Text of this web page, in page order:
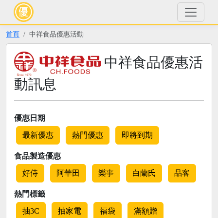
首頁 中祥食品優惠活動
中祥食品優惠活
動訊息
優惠日期
最新優惠 熱門優惠 即將到期
食品製造優惠
好侍 阿華田 樂事 白蘭氏 品客
熱門標籤
抽3C 抽家電 福袋 滿額贈